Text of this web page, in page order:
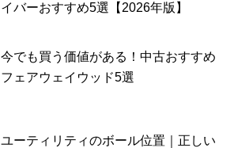
イバーおすすめ5選【2026年版】
今でも買う価値がある！中古おすすめ
フェアウェイウッド5選
ユーティリティのボール位置｜正しい